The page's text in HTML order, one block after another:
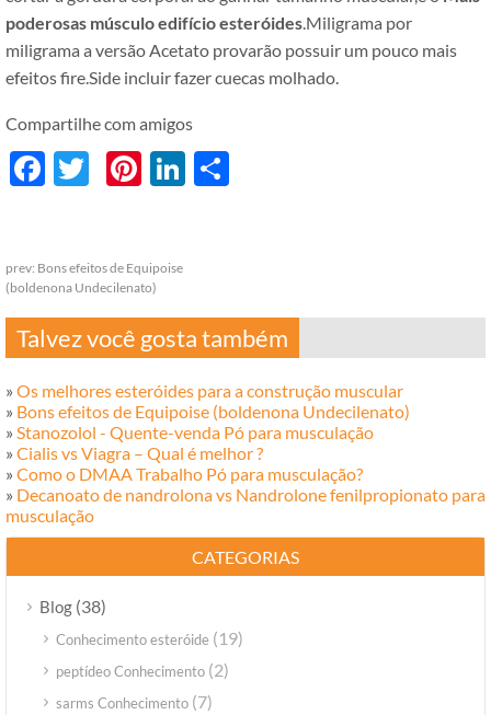
poderosas músculo edifício esteróides .Miligrama por
miligrama a versão Acetato provarão possuir um pouco mais
efeitos fire.Side incluir fazer cuecas molhado.
Compartilhe com amigos
Facebook
Twitter
Pinterest
LinkedIn
prev: Bons efeitos de Equipoise
(boldenona Undecilenato)
Talvez você gosta também
» Os melhores esteróides para a construção muscular
» Bons efeitos de Equipoise (boldenona Undecilenato)
» Stanozolol - Quente-venda Pó para musculação
» Cialis vs Viagra – Qual é melhor ?
» Como o DMAA Trabalho Pó para musculação?
» Decanoato de nandrolona vs Nandrolone fenilpropionato para
musculação
CATEGORIAS
Blog (38)
Conhecimento esteróide (19)
peptídeo Conhecimento (2)
sarms Conhecimento (7)